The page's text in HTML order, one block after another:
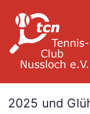
Inhalt
springen
2025 und